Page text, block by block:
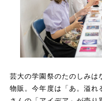
芸大の学園祭のたのしみは
物販。今年度は「あ。溢れ